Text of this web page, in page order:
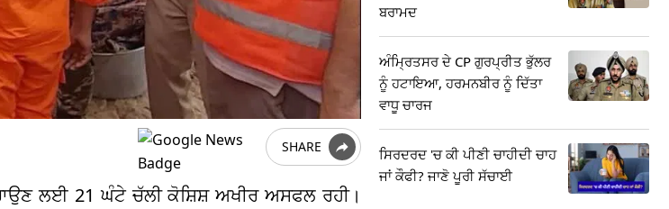
SHARE
ਲਈ 21 ਘੰਟੇ ਚੱਲੀ ਕੋਸ਼ਿਸ਼ ਅਖੀਰ ਅਸਫਲ ਰਹੀ।
ਬਰਾਮਦ
ਅੰਮ੍ਰਿਤਸਰ ਦੇ CP ਗੁਰਪ੍ਰੀਤ ਭੁੱਲਰ
ਨੂੰ ਹਟਾਇਆ, ਹਰਮਨਬੀਰ ਨੂੰ ਦਿੱਤਾ
ਵਾਧੂ ਚਾਰਜ
ਸਿਰਦਰਦ 'ਚ ਕੀ ਪੀਣੀ ਚਾਹੀਦੀ ਚਾਹ
ਜਾਂ ਕੌਫੀ? ਜਾਣੋ ਪੂਰੀ ਸੱਚਾਈ